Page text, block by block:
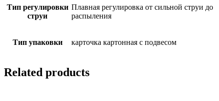
Тип регулировки
струи
Плавная регулировка от сильной струи до
распыления
Тип упаковки карточка картонная с подвесом
Related products